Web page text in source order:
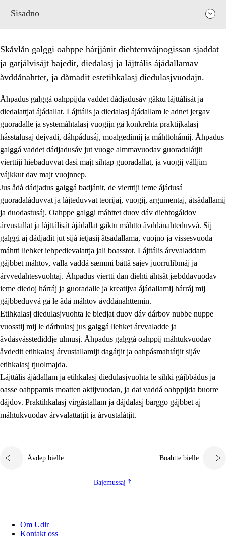
Sisadno
1. Åhpadusá árvvovuodo
1.1 Almasjárvvo
1.2 Identitiehtta ja kultuvralasj moattevuohta
1.3 Lájttális ájádallam ja estetihkalasj diedulasjvuohta
1.4 Dahkamávvo, berustibme ja diehtemvájnogisvuohta
1.5 Vieledus luonnduj ja birásdiedulasjvuohta
1.6 Demokratijja ja oassálasstem
Skåvlån galggi oahppe hárjjánit diehtemvájnogissan sjaddat
ja gatjálvisájt bajedit, diedalasj ja lájttális ájádallamav
åvddånahttet, ja dåmadit estetihkalasj diedulasjvuodajn.
Åhpadus galggá oahppijda vaddet dádjadusáv gåktu lájttálisát ja
diedalattjat ájádallat. Lájttális ja diedalasj ájádallam le adnet jergav
guoradalle ja systemáhtalasj vuogijn gå konkrehta praktijkalasj
hásstalusaj dejvadi, dáhpádusáj, moalgedimij ja máhttohámij. Åhpadus
galggá vaddet dádjadusáv jut vuoge almmavuodav guoradalátjit
vierttiji hiebaduvvat dasi majt sihtap guoradallat, ja vuogij válljim
vájkkut dav majt vuojnnep.
Jus ådå dádjadus galggá badjánit, de vierttiji ieme ájádusá
guoradaláduvvat ja lájteduvvat teorijaj, vuogij, argumentaj, åtsådallamij
ja duodastusáj. Oahppe galggi máhttet duov dáv diehtogáldov
árvustallat ja lájttálisát ájádallat gåktu máhtto åvddånahteduvvá. Sij
galggi aj dádjadit jut sijá ietjasij åtsådallama, vuojno ja vissesvuoda
máhtti liehket iehpedievalattja jali boasstot. Lájttális árvvaladdam
gájbbet máhtov, valla vaddá sæmmi båttå sajev juorrulibmáj ja
árvvedahtesvuohtaj. Åhpadus viertti dan diehti åhtsåt jæbddavuodav
ieme diedoj hárráj ja guoradalle ja kreatijva ájádallamij hárráj mij
gájbbeduvvá gå le ådå máhtov åvddånahttemin.
Etihkalasj diedulasjvuohta le biedjat duov dáv dárbov nubbe nuppe
vuosstij mij le dárbulasj jus galggá liehket árvvaladde ja
åvdåsvásstediddje ulmusj. Åhpadus galggá oahppij máhtukvuodav
åvdedit etihkalasj árvustallamijt dagátjit ja oahpásmahtátjit sijáv
etihkalasj tjuolmajda.
Lájttális ájádallam ja etihkalasj diedulasjvuohta le sihki gájbbádus ja
oasse oahppamis moatten aktijvuodan, ja dat vaddá oahppijda buorre
dájdov. Praktihkalasj virgástallam ja dájdalasj barggo gájbbet aj
máhtukvuodav árvvalattatjit ja árvustalátjit.
Åvdep bielle Boahtte bielle
Bajemussaj
Om Udir
Kontakt oss